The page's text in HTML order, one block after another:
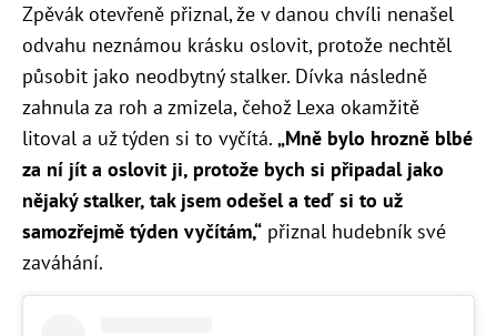
Zpěvák otevřeně přiznal, že v danou chvíli nenašel
odvahu neznámou krásku oslovit, protože nechtěl
působit jako neodbytný stalker. Dívka následně
zahnula za roh a zmizela, čehož Lexa okamžitě
litoval a už týden si to vyčítá. „Mně bylo hrozně blbé
za ní jít a oslovit ji, protože bych si připadal jako
nějaký stalker, tak jsem odešel a teď si to už
samozřejmě týden vyčítám,“ přiznal hudebník své
zaváhání.